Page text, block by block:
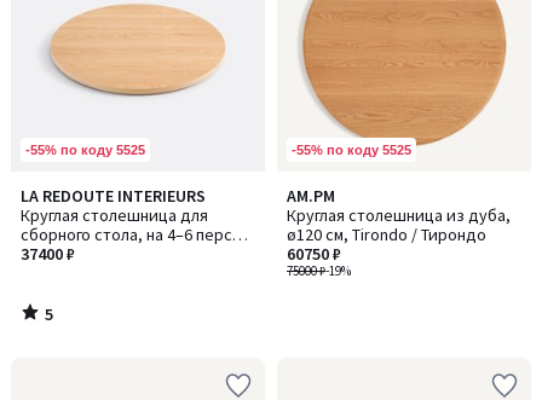
-55% по коду 5525
LA REDOUTE INTERIEURS
Круглая столешница для
сборного стола, на 4–6 персон,
ALZAR / АЛЗАР
37400 ₽
5
/
5
5
/
-55% по коду 5525
AM.PM
Круглая столешница из дуба,
ø120 см, Tirondo / Тирондо
75000 ₽-19%
60750 ₽